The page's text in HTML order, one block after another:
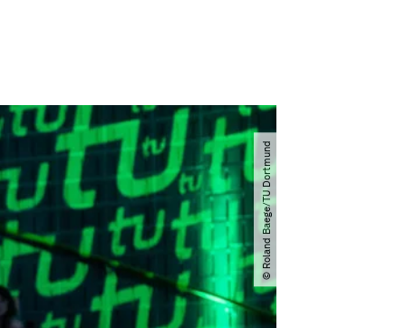
© Roland Baege​/​TU Dortmund